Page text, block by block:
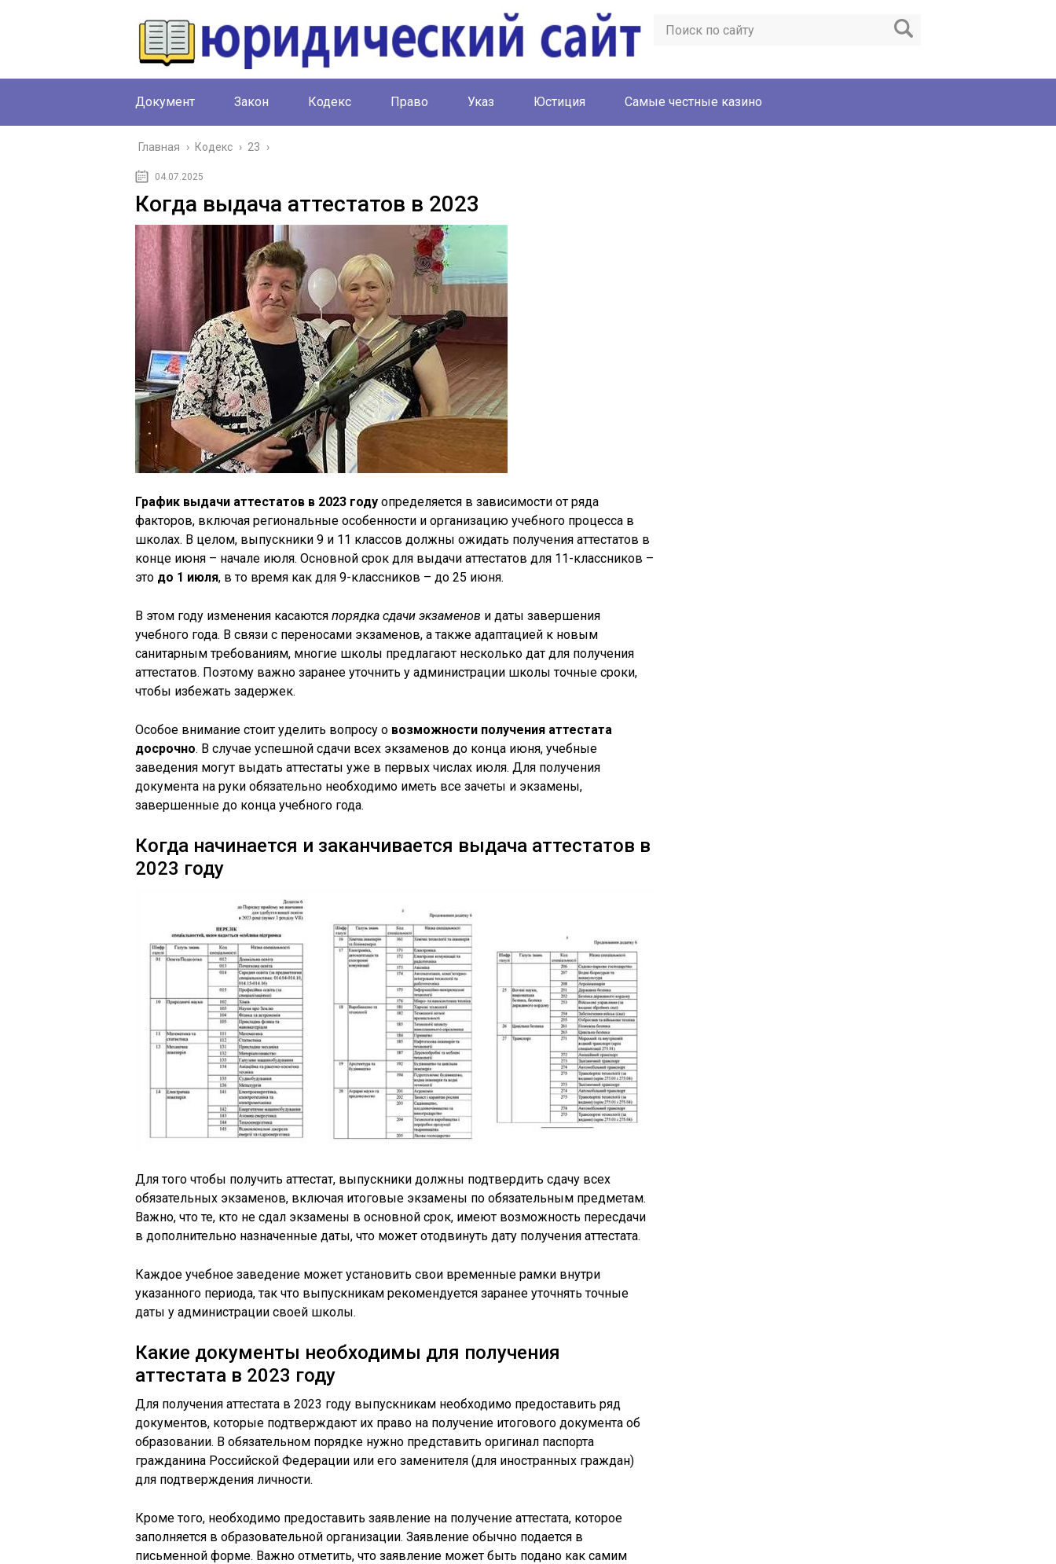
Документ Закон Кодекс Право Указ Юстиция Cамые честные казино
Главная › Кодекс › 23 ›
04.07.2025
Когда выдача аттестатов в 2023
График выдачи аттестатов в 2023 году определяется в зависимости от ряда
факторов, включая региональные особенности и организацию учебного процесса в
школах. В целом, выпускники 9 и 11 классов должны ожидать получения аттестатов в
конце июня – начале июля. Основной срок для выдачи аттестатов для 11-классников –
это до 1 июля, в то время как для 9-классников – до 25 июня.
В этом году изменения касаются порядка сдачи экзаменов и даты завершения
учебного года. В связи с переносами экзаменов, а также адаптацией к новым
санитарным требованиям, многие школы предлагают несколько дат для получения
аттестатов. Поэтому важно заранее уточнить у администрации школы точные сроки,
чтобы избежать задержек.
Особое внимание стоит уделить вопросу о возможности получения аттестата
досрочно. В случае успешной сдачи всех экзаменов до конца июня, учебные
заведения могут выдать аттестаты уже в первых числах июля. Для получения
документа на руки обязательно необходимо иметь все зачеты и экзамены,
завершенные до конца учебного года.
Когда начинается и заканчивается выдача аттестатов в
2023 году
Для того чтобы получить аттестат, выпускники должны подтвердить сдачу всех
обязательных экзаменов, включая итоговые экзамены по обязательным предметам.
Важно, что те, кто не сдал экзамены в основной срок, имеют возможность пересдачи
в дополнительно назначенные даты, что может отодвинуть дату получения аттестата.
Каждое учебное заведение может установить свои временные рамки внутри
указанного периода, так что выпускникам рекомендуется заранее уточнять точные
даты у администрации своей школы.
Какие документы необходимы для получения
аттестата в 2023 году
Для получения аттестата в 2023 году выпускникам необходимо предоставить ряд
документов, которые подтверждают их право на получение итогового документа об
образовании. В обязательном порядке нужно представить оригинал паспорта
гражданина Российской Федерации или его заменителя (для иностранных граждан)
для подтверждения личности.
Кроме того, необходимо предоставить заявление на получение аттестата, которое
заполняется в образовательной организации. Заявление обычно подается в
письменной форме. Важно отметить, что заявление может быть подано как самим